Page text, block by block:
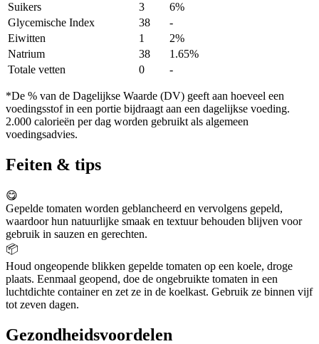
Suikers
3
6%
Glycemische Index
38
-
Eiwitten
1
2%
Natrium
38
1.65%
Totale vetten
0 -
*De % van de Dagelijkse Waarde (DV) geeft aan hoeveel een
voedingsstof in een portie bijdraagt aan een dagelijkse voeding.
2.000 calorieën per dag worden gebruikt als algemeen
voedingsadvies.
Feiten & tips
😋
Gepelde tomaten worden geblancheerd en vervolgens gepeld,
waardoor hun natuurlijke smaak en textuur behouden blijven voor
gebruik in sauzen en gerechten.
📦
Houd ongeopende blikken gepelde tomaten op een koele, droge
plaats. Eenmaal geopend, doe de ongebruikte tomaten in een
luchtdichte container en zet ze in de koelkast. Gebruik ze binnen vijf
tot zeven dagen.
Gezondheidsvoordelen